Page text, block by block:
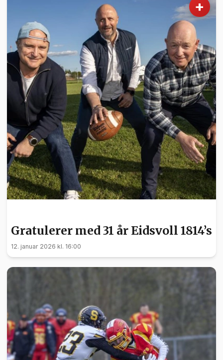
+
Gratulerer med 31 år Eidsvoll 1814’s
12. januar 2026 kl. 16:00